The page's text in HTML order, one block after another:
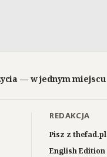
— w jednym miejscu
REDAKCJA
Pisz z thefad.pl
English Edition